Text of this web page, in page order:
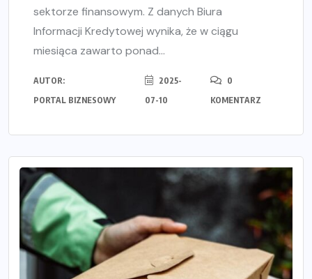
sektorze finansowym. Z danych Biura
Informacji Kredytowej wynika, że w ciągu
miesiąca zawarto ponad...
AUTOR:
PORTAL BIZNESOWY
2025-
07-10
0
KOMENTARZ